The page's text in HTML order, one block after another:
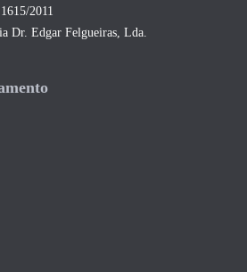
2011
Dr. Edgar Felgueiras, Lda.